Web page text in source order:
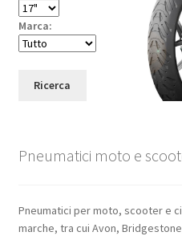
Marca:
Ricerca
Pneumatici moto e
Pneumatici per moto, scooter e
marche, tra cui Avon,